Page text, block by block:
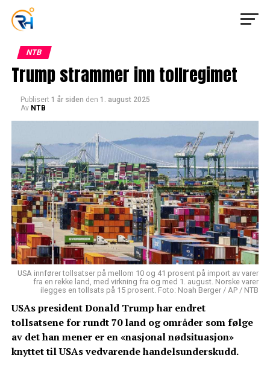
NTB
Trump strammer inn tollregimet
Publisert 1 år siden den 1. august 2025
Av NTB
USA innfører tollsatser på mellom 10 og 41 prosent på import av varer
fra en rekke land, med virkning fra og med 1. august. Norske varer
ilegges en tollsats på 15 prosent. Foto: Noah Berger / AP / NTB
USAs president Donald Trump har endret
tollsatsene for rundt 70 land og områder som følge
av det han mener er en «nasjonal nødsituasjon»
knyttet til USAs vedvarende handelsunderskudd.